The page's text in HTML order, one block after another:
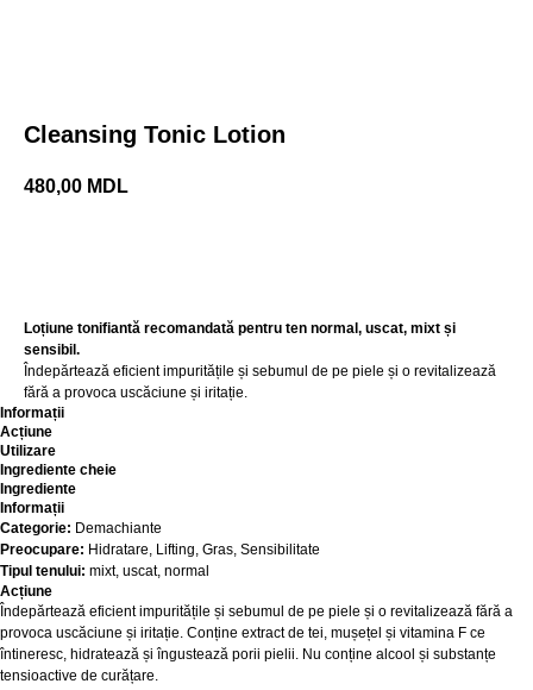
Cleansing Tonic Lotion
480,00 MDL
Loțiune tonifiantă recomandată pentru ten normal, uscat, mixt și
sensibil.
Îndepărtează eficient impuritățile și sebumul de pe piele și o revitalizează
fără a provoca uscăciune și iritație.
Informații
Acțiune
Utilizare
Ingrediente cheie
Ingrediente
Informații
Categorie: Demachiante
Preocupare: Hidratare, Lifting, Gras, Sensibilitate
Tipul tenului: mixt, uscat, normal
Acțiune
Îndepărtează eficient impuritățile și sebumul de pe piele și o revitalizează fără a
provoca uscăciune și iritație. Conține extract de tei, mușețel și vitamina F ce
întineresc, hidratează și îngustează porii pielii. Nu conține alcool și substanțe
tensioactive de curățare.